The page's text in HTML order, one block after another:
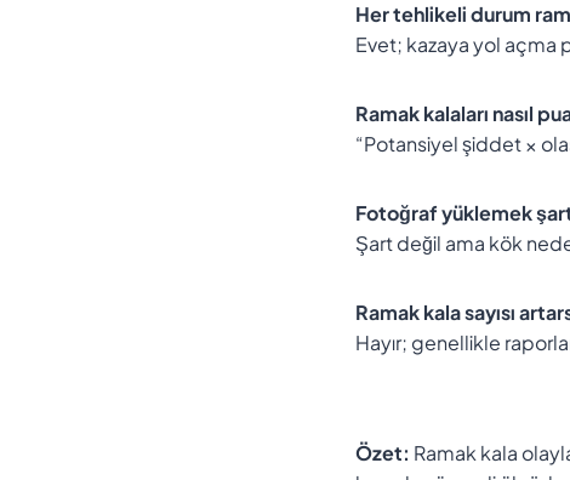
Her tehlikeli durum
Evet; kazaya yol açma
Ramak kalaları nasıl
“Potansiyel şiddet ×
Fotoğraf yüklemek
Şart değil ama kök
Ramak kala sayısı
Hayır; genellikle
Özet: Ramak kala